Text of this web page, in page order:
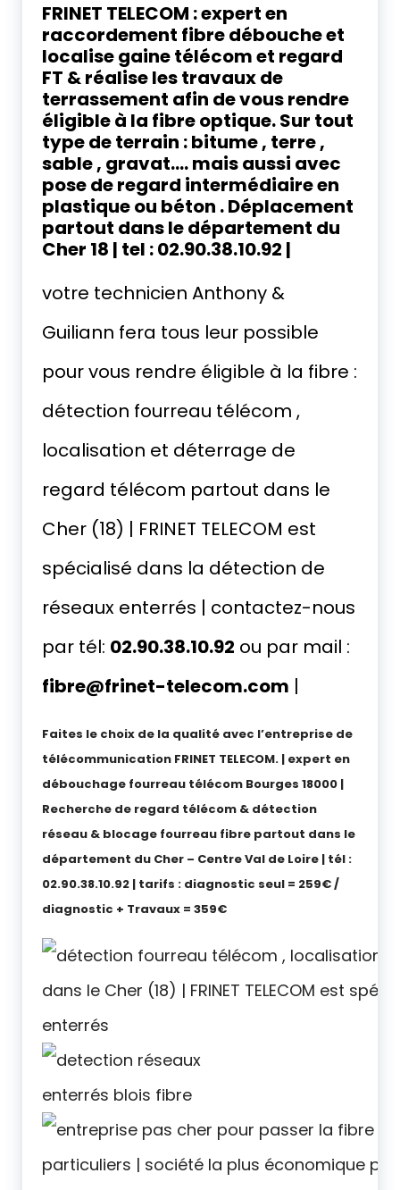
FRINET TELECOM : expert en
raccordement fibre débouche et
localise gaine télécom et regard
FT & réalise les travaux de
terrassement afin de vous rendre
éligible à la fibre optique. Sur tout
type de terrain : bitume , terre ,
sable , gravat…. mais aussi avec
pose de regard intermédiaire en
plastique ou béton . Déplacement
partout dans le département du
Cher 18 | tel : 02.90.38.10.92 |
votre technicien Anthony &
Guiliann fera tous leur possible
pour vous rendre éligible à la fibre :
détection fourreau télécom ,
localisation et déterrage de
regard télécom partout dans le
Cher (18) | FRINET TELECOM est
spécialisé dans la détection de
réseaux enterrés | contactez-nous
par tél: 02.90.38.10.92 ou par mail :
fibre@frinet-telecom.com |
Faites le choix de la qualité avec l’entreprise de
télécommunication FRINET TELECOM. | expert en
débouchage fourreau télécom Bourges 18000 |
Recherche de regard télécom & détection
réseau & blocage fourreau fibre partout dans le
département du Cher – Centre Val de Loire | tél :
02.90.38.10.92 | tarifs : diagnostic seul = 259€ /
diagnostic + Travaux = 359€